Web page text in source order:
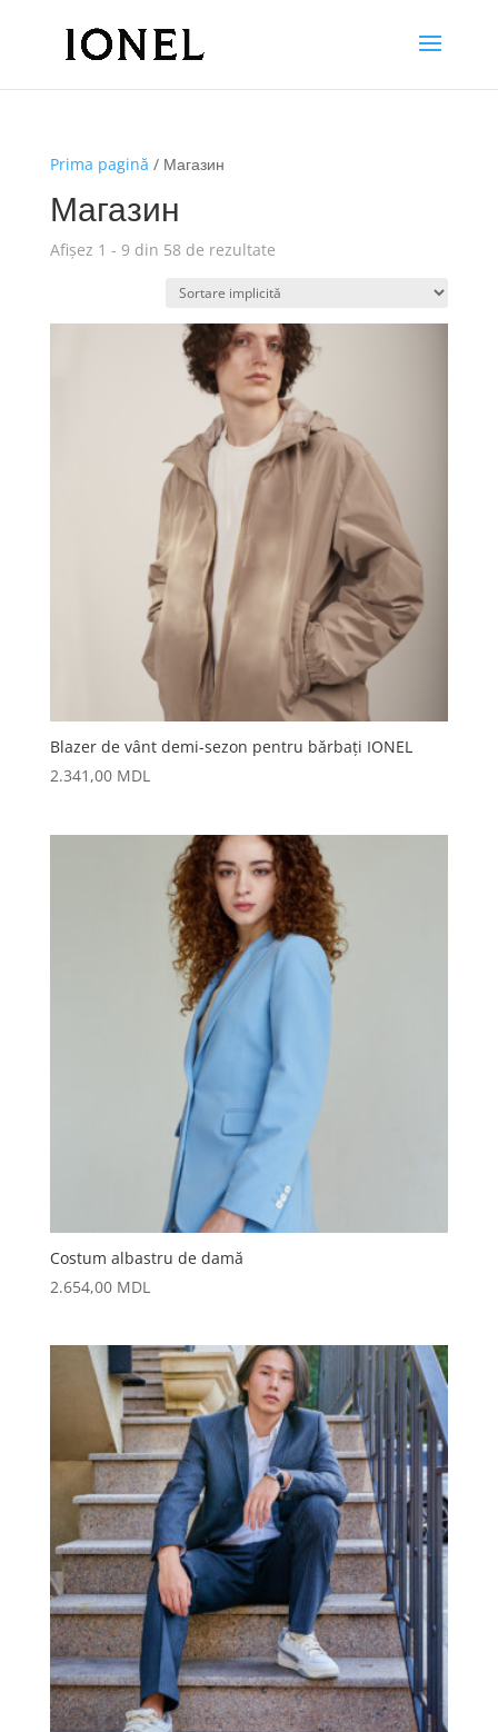
Prima pagină / Магазин
Магазин
Afișez 1 - 9 din 58 de rezultate
Blazer de vânt demi-sezon pentru bărbați IONEL
2.341,00 MDL
Costum albastru de damă
2.654,00 MDL